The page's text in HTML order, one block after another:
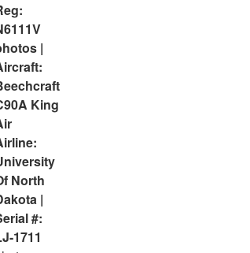
|
King
North
|
#:
1711